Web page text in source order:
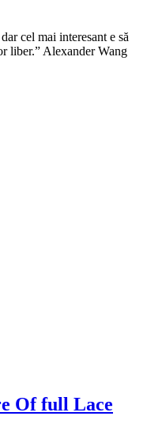
cel mai interesant e să
liber.” Alexander Wang
Of full Lace